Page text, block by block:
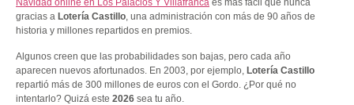
Navidad online en Los Palacios Y Villafranca es más fácil que nunca
gracias a Lotería Castillo, una administración con más de 90 años de
historia y millones repartidos en premios.
Algunos creen que las probabilidades son bajas, pero cada año
aparecen nuevos afortunados. En 2003, por ejemplo, Lotería Castillo
repartió más de 300 millones de euros con el Gordo. ¿Por qué no
intentarlo? Quizá este 2026 sea tu año.